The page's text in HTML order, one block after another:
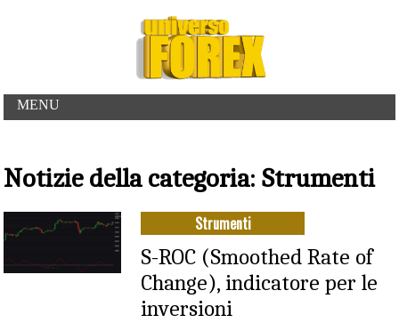
MENU
Notizie della categoria: Strumenti
Strumenti
S-ROC (Smoothed Rate of
Change), indicatore per le
inversioni